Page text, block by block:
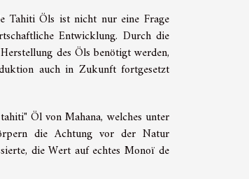
Tahiti Öls ist nicht nur eine Frage
Entwicklung. Durch die
des Öls benötigt werden,
auch in Zukunft fortgesetzt
Öl von Mahana, welches unter
die Achtung vor der Natur
die Wert auf echtes Monoï de